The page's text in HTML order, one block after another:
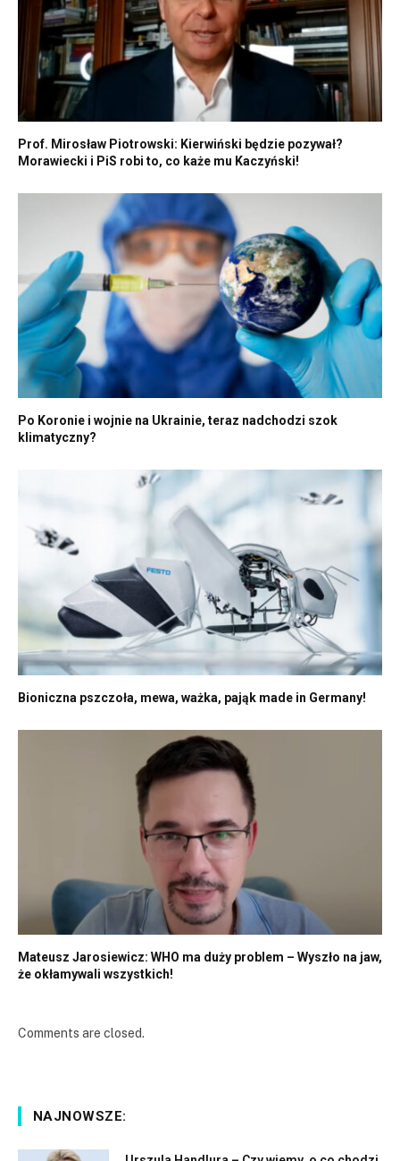
Prof. Mirosław Piotrowski: Kierwiński będzie pozywał?
Morawiecki i PiS robi to, co każe mu Kaczyński!
Po Koronie i wojnie na Ukrainie, teraz nadchodzi szok
klimatyczny?
Bioniczna pszczoła, mewa, ważka, pająk made in Germany!
Mateusz Jarosiewicz: WHO ma duży problem – Wyszło na jaw,
że okłamywali wszystkich!
Comments are closed.
NAJNOWSZE: